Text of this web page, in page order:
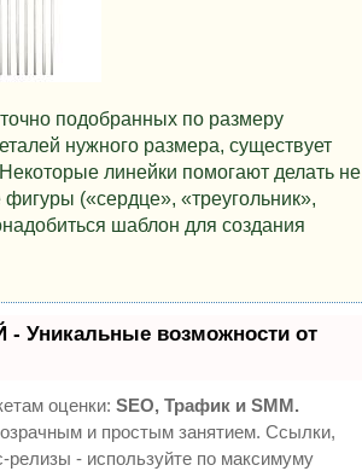
подобранных по размеру
нужного размера, существует
линейки помогают делать не
(«сердце», «треугольник»,
шаблон для создания
Уникальные возможности от
оценки: SEO, Трафик и SMM.
и простым занятием. Ссылки,
релизы - используйте по максимуму